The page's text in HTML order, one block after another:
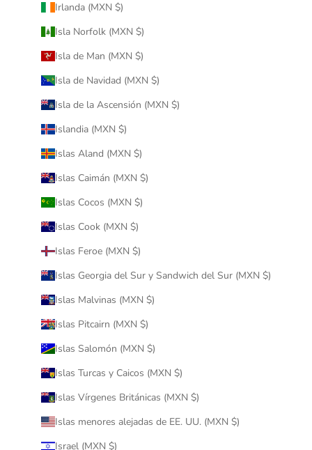
Irlanda (MXN $)
Isla Norfolk (MXN $)
Isla de Man (MXN $)
Isla de Navidad (MXN $)
Isla de la Ascensión (MXN $)
Islandia (MXN $)
Islas Aland (MXN $)
Islas Caimán (MXN $)
Islas Cocos (MXN $)
Islas Cook (MXN $)
Islas Feroe (MXN $)
Islas Georgia del Sur y Sandwich del Sur (MXN $)
Islas Malvinas (MXN $)
Islas Pitcairn (MXN $)
Islas Salomón (MXN $)
Islas Turcas y Caicos (MXN $)
Islas Vírgenes Británicas (MXN $)
Islas menores alejadas de EE. UU. (MXN $)
Israel (MXN $)